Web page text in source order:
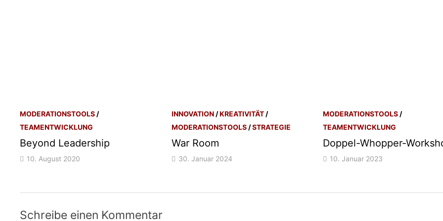
MODERATIONSTOOLS/
TEAMENTWICKLUNG
Beyond Leadership
10. August 2020
INNOVATION/KREATIVITÄT/
MODERATIONSTOOLS/STRATEGIE
War Room
30. Januar 2024
MODERATIONSTOOLS/
TEAMENTWICKLUNG
Doppel-Whopper-
10. Januar 2023
Schreibe einen Kommentar